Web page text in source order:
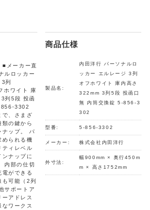
■メーカー直
ルロッカー
列
ホワイト 庫
列5段 投函
856-3302
で、さまざ
類の鍵から
ナップ。 パ
められる機
ティレベル
ンナップに
内部の仕切
電ができる
も可能（2列
サポートア
アドレス
ワークス
商品仕様
製品名:
内田洋行 パーソナルロ
ッカー エルレージ 3列
オフホワイト 庫内高さ
322mm 3列5段 投函口
無 内筒交換錠 5-856-3
302
型番: 5-856-3302
メーカー: 株式会社内田洋行
外寸法:
幅900mm × 奥行450m
m × 高さ1752mm